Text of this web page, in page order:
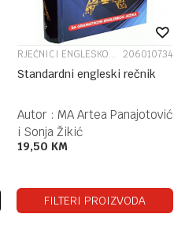
RJEČNICI ENGLESKOG JEZIKA 206010734
Standardni engleski rečnik
Autor : MA Artea Panajotović
i Sonja Žikić
19,50 KM
FILTERI PROIZVODA